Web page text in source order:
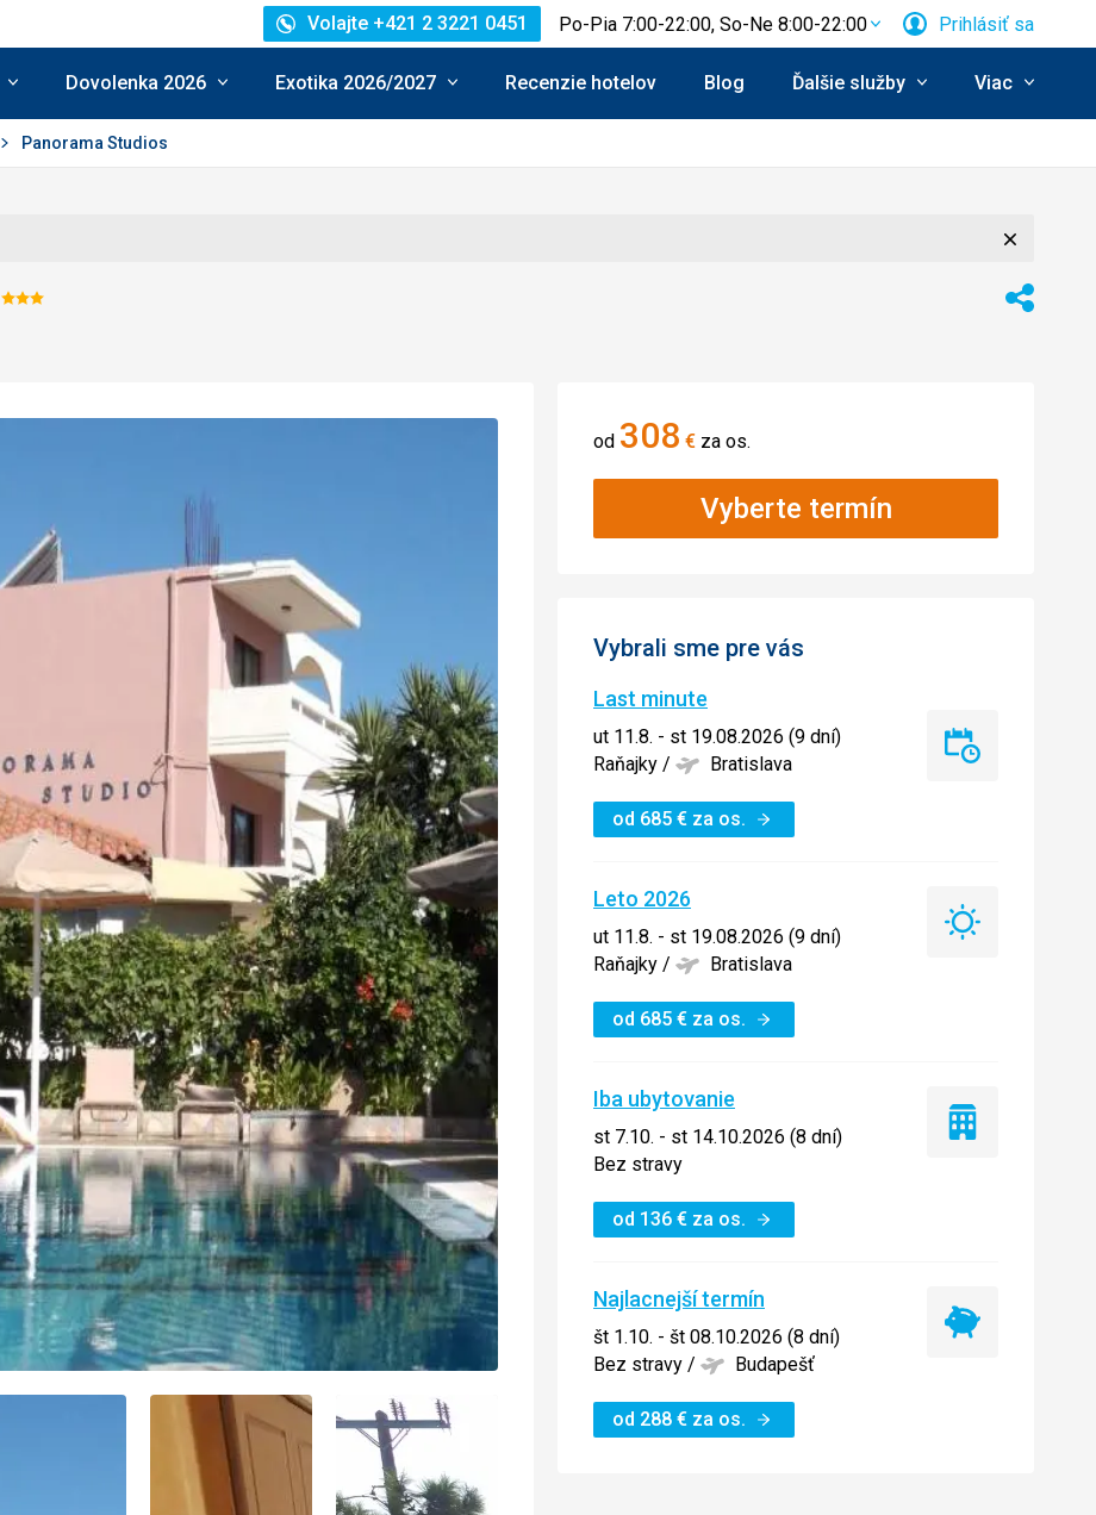
Volajte +421 2 3221 0451 Po-Pia 7:00-22:00, So-Ne 8:00-22:00 Prihlásiť sa
Dovolenka 2026 Exotika 2026/2027 Recenzie hotelov Blog Ďalšie služby Viac
Panorama Studios
Hodnotenie:
Zdieľať
od 308 € za os.
Vyberte termín
Vybrali sme pre vás
Last minute
ut 11.8. - st 19.08.2026 (9 dní)
Raňajky / Bratislava
od 685 € za os.
Last
Leto 2026
ut 11.8. - st 19.08.2026 (9 dní)
Raňajky / Bratislava
od 685 € za os.
Leto
Iba ubytovanie
st 7.10. - st 14.10.2026 (8 dní)
Bez stravy
od 136 € za os.
Iba
Najlacnejší termín
št 1.10. - št 08.10.2026 (8 dní)
Bez stravy / Budapešť
od 288 € za os.
Najlacnejší